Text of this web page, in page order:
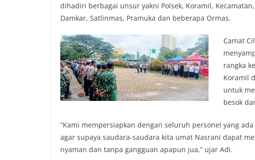
dihadiri berbagai unsur yakni Polsek, Koramil, Kecamatan,
Damkar, Satlinmas, Pramuka dan beberapa Ormas.
Camat
rangka
Koramil
untuk
besok
“Kami mempersiapkan dengan seluruh personel yang
agar supaya saudara-saudara kita umat Nasrani dapat
nyaman dan tanpa gangguan apapun jua,” ujar Adi.